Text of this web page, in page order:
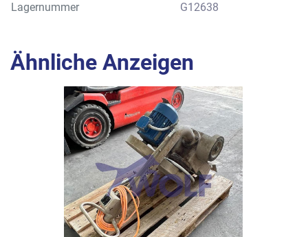
Lagernummer
G12638
Ähnliche Anzeigen